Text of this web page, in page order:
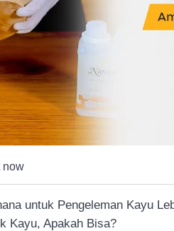
now
untuk Pengeleman Kayu
Kayu, Apakah Bisa?